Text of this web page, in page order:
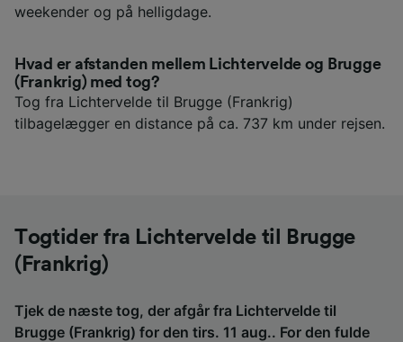
weekender og på helligdage.
Hvad er afstanden mellem Lichtervelde og Brugge
(Frankrig) med tog?
Tog fra Lichtervelde til Brugge (Frankrig)
tilbagelægger en distance på ca. 737 km under rejsen.
Togtider fra Lichtervelde til Brugge
(Frankrig)
Tjek de næste tog, der afgår fra Lichtervelde til
Brugge (Frankrig) for den tirs. 11 aug.. For den fulde